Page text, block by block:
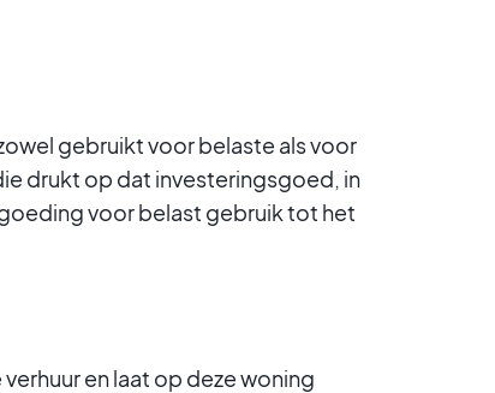
gebruikt voor belaste als voor
drukt op dat investeringsgoed, in
voor belast gebruik tot het
en laat op deze woning